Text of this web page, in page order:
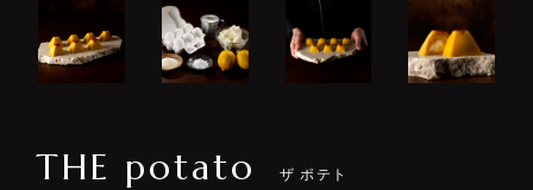
THE potato ザ ポテト